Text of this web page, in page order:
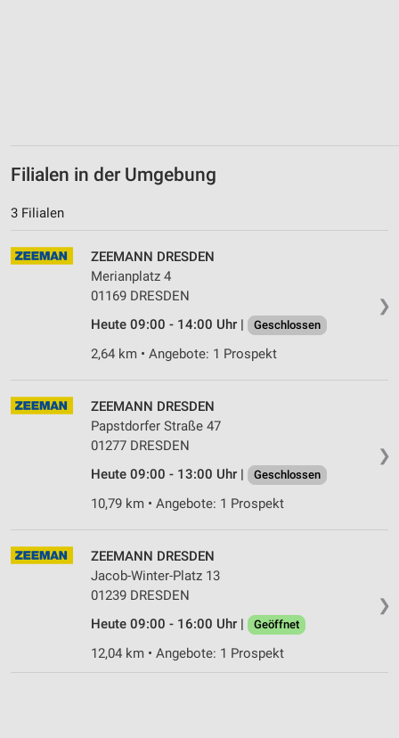
Filialen in der Umgebung
3 Filialen
❯
ZEEMANN DRESDEN
Merianplatz 4
01169 DRESDEN
Heute 09:00 - 14:00 Uhr |
Geschlossen
2,64 km • Angebote: 1 Prospekt
❯
ZEEMANN DRESDEN
Papstdorfer Straße 47
01277 DRESDEN
Heute 09:00 - 13:00 Uhr |
Geschlossen
10,79 km • Angebote: 1 Prospekt
❯
ZEEMANN DRESDEN
Jacob-Winter-Platz 13
01239 DRESDEN
Heute 09:00 - 16:00 Uhr |
Geöffnet
12,04 km • Angebote: 1 Prospekt
Analyse von Zielgruppen durch Statistiken oder
Quellen
Entwicklung und Verbesserung der Angebote
Verwendung reduzierter Daten zur Auswahl von
IAB-Besonderheiten:
Verwendung genauer Standortdaten
Informationen identifizieren
Nicht-IAB-Verarbeitungszwecke:
Performance